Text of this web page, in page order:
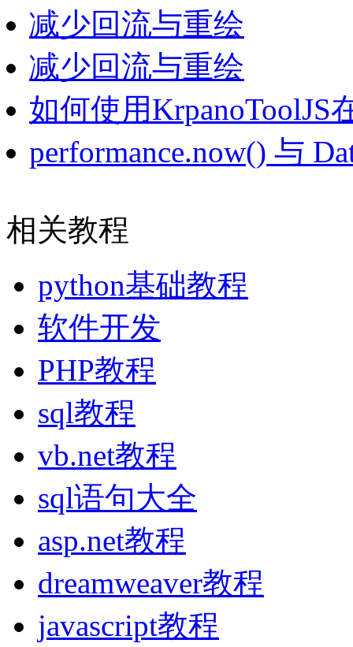
减少回流与重绘
减少回流与重绘
如何使用KrpanoToolJS
performance.now() 与
相关教程
python基础教程
软件开发
PHP教程
sql教程
vb.net教程
sql语句大全
asp.net教程
dreamweaver教程
javascript教程